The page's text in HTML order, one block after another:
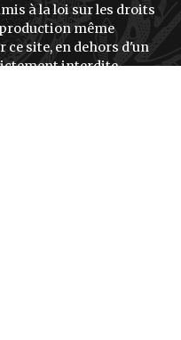
à la loi sur les droits
même
ce site, en dehors d'un
interdite.